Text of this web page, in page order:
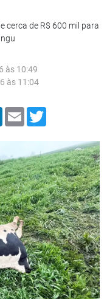
cerca de R$ 600 mil para
às 10:49
às 11:04
LinkedIn
Email